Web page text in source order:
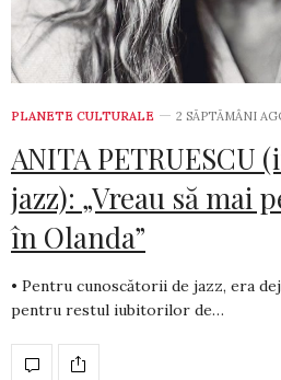
PLANETE CULTURALE 2 SĂPTĂMÂNI
ANITA PETRUESCU
jazz): „Vreau să mai
în Olanda”
• Pentru cunoscătorii de jazz, era
pentru restul iubitorilor de…